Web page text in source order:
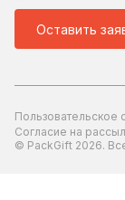
Оставить
Пользовательское
Согласие на
© PackGift 2026.